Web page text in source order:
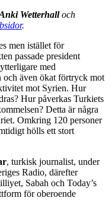
Wetterhalloch
.
men istället för
passade president
med
och även ökat förtryck mot
mot Syrien. Hur
Hur påverkas Turkiets
Detta är några
Omkring 120 personer
hölls ett stort
, turkisk journalist, under
Radio, därefter
Sabah och Today’s
för oberoende